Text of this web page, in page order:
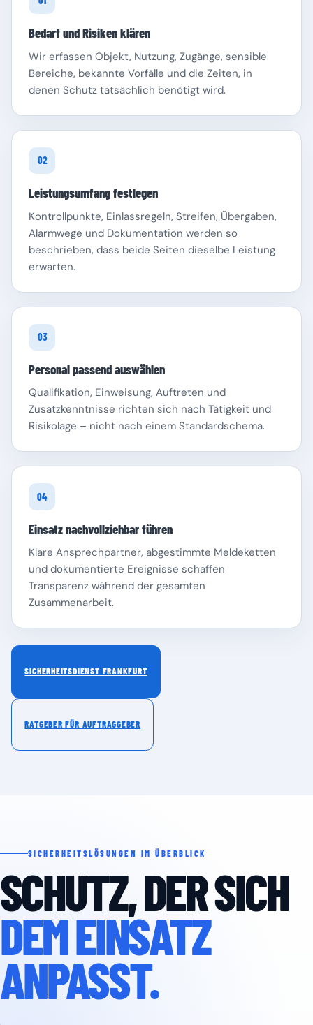
Schleswig-Holstein Thüringen
Bedarf und Risiken klären
Wir erfassen Objekt, Nutzung, Zugänge, sensible
Bereiche, bekannte Vorfälle und die Zeiten, in
denen Schutz tatsächlich benötigt wird.
02
Leistungsumfang festlegen
Kontrollpunkte, Einlassregeln, Streifen, Übergaben,
Alarmwege und Dokumentation werden so
beschrieben, dass beide Seiten dieselbe Leistung
erwarten.
03
Personal passend auswählen
Qualifikation, Einweisung, Auftreten und
Zusatzkenntnisse richten sich nach Tätigkeit und
Risikolage – nicht nach einem Standardschema.
04
Einsatz nachvollziehbar führen
Klare Ansprechpartner, abgestimmte Meldeketten
und dokumentierte Ereignisse schaffen
Transparenz während der gesamten
Zusammenarbeit.
SICHERHEITSDIENST FRANKFURT
RATGEBER FÜR AUFTRAGGEBER
SICHERHEITSLÖSUNGEN IM ÜBERBLICK
SCHUTZ, DER SICH
DEM EINSATZ
ANPASST.